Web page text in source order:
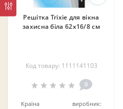
Решітка Trixie для вікна
захисна біла 62х16/8 см
Код товару: 1111141103
0
Країна виробник: